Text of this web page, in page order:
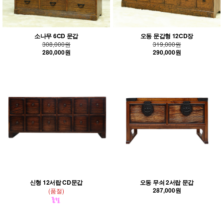
소나무 6CD 문갑
308,000원
280,000원
오동 문갑형 12CD장
319,000원
290,000원
신형 12서랍 CD문갑
(품절)
오동 무쇠 2서랍 문갑
287,000원